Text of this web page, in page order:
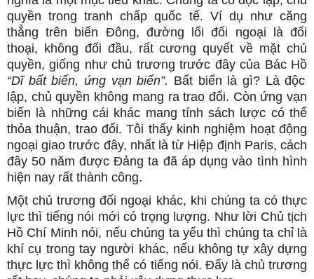
quyền trong tranh chấp quốc tế. Ví dụ như căng
thẳng trên biển Đông, đường lối đối ngoại là đối
thoại, không đối đầu, rất cương quyết về mặt chủ
quyền, giống như chủ trương trước đây của Bác Hồ
“Dĩ bất biến, ứng vạn biến”. Bất biến là gì? Là độc
lập, chủ quyền không mang ra trao đổi. Còn ứng vạn
biến là những cái khác mang tính sách lược có thể
thỏa thuận, trao đổi. Tôi thấy kinh nghiệm hoạt động
ngoại giao trước đây, nhất là từ Hiệp định Paris, cách
đây 50 năm được Đảng ta đã áp dụng vào tình hình
hiện nay rất thành công.
Một chủ trương đối ngoại khác, khi chúng ta có thực
lực thì tiếng nói mới có trọng lượng. Như lời Chủ tịch
Hồ Chí Minh nói, nếu chúng ta yếu thì chúng ta chỉ là
khí cụ trong tay người khác, nếu không tự xây dựng
thực lực thì không thể có tiếng nói. Đấy là chủ trương